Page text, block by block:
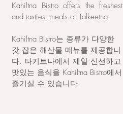
Kahiltna Bistro offers the freshest
and tastiest meals of Talkeetna.
Kahiltna Bistro는 종류가 다양한
갓 잡은 해산물 메뉴를 제공합니
다. 타키트나에서 제일 신선하고
맛있는 음식을 Kahiltna Bistro에서
즐기실 수 있습니다.